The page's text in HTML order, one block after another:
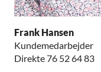
Frank Hansen
Kundemedarbejder
Direkte 76 52 64 83